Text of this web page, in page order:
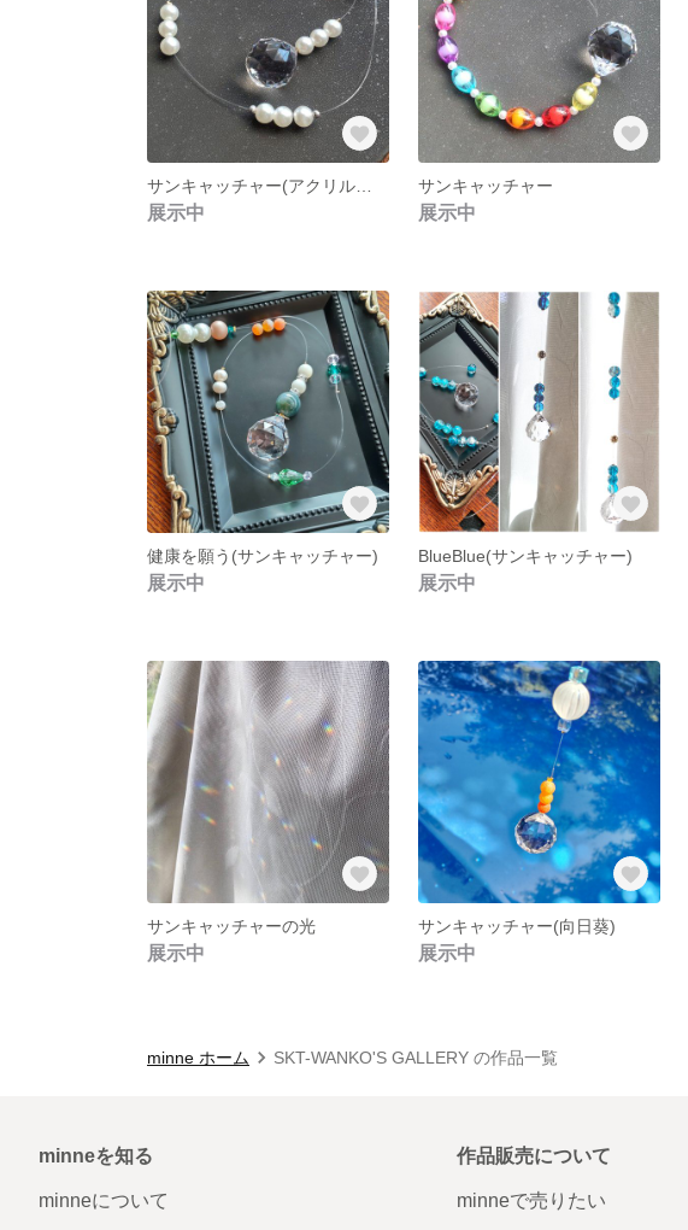
展示中
サンキャッチャー
展示中
健康を願う(サンキャッチャー)
展示中
BlueBlue(サンキャッチャー)
展示中
サンキャッチャーの光
展示中
サンキャッチャー(向日葵)
展示中
minne ホーム SKT-WANKO'S GALLERY の作品一覧
minneを知る
minneについて
作品販売について
minneで売りたい